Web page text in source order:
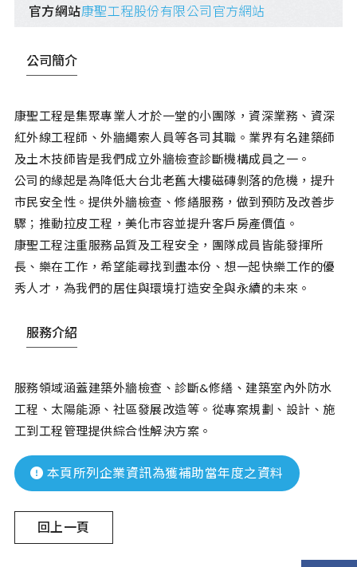
官方網站康聖工程股份有限公司官方網站
公司簡介
康聖工程是集聚專業人才於一堂的小團隊，資深業務、資深
紅外線工程師、外牆繩索人員等各司其職。業界有名建築師
及土木技師皆是我們成立外牆檢查診斷機構成員之一。
公司的緣起是為降低大台北老舊大樓磁磚剝落的危機，提升
市民安全性。提供外牆檢查、修繕服務，做到預防及改善步
驟；推動拉皮工程，美化市容並提升客戶房產價值。
康聖工程注重服務品質及工程安全，團隊成員皆能發揮所
長、樂在工作，希望能尋找到盡本份、想一起快樂工作的優
秀人才，為我們的居住與環境打造安全與永續的未來。
服務介紹
服務領域涵蓋建築外牆檢查、診斷&修繕、建築室內外防水
工程、太陽能源、社區發展改造等。從專案規劃、設計、施
工到工程管理提供綜合性解決方案。
本頁所列企業資訊為獲補助當年度之資料
回上一頁